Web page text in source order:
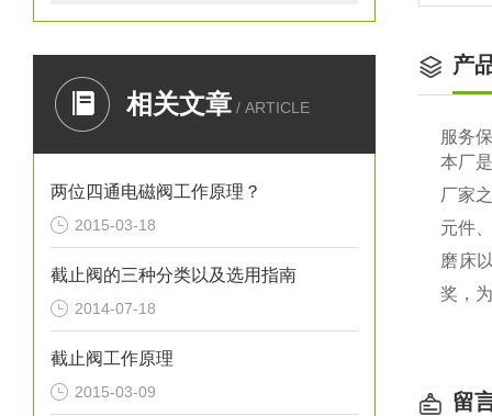
相关文章 / ARTICLE
两位四通电磁阀工作原理？
2015-03-18
截止阀的三种分类以及选用指南
2014-07-18
截止阀工作原理
2015-03-09
产
服务
本厂
厂家
元件
磨床
奖，
留